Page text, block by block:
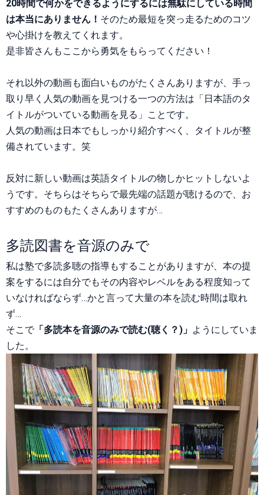
20時間で何かをできるようにするには無駄にしている時間
は本当にありません！ そのため最短を突っ走るためのコツ
や心掛けを教えてくれます。
是非皆さんもここから勇気をもらってください！
それ以外の動画も面白いものがたくさんありますが、手っ
取り早く人気の動画を見つける一つの方法は「日本語のタ
イトルがついている動画を見る」ことです。
人気の動画は日本でもしっかり紹介すべく、タイトルが整
備されています。笑
反対に新しい動画は英語タイトルの物しかヒットしないよ
うです。そちらはそちらで最先端の話題が聴けるので、お
すすめのものもたくさんありますが…
多読図書を音源のみで
私は塾で多読多聴の指導もすることがありますが、本の提
案をするには自分でもその内容やレベルをある程度知って
いなければならず…かと言って大量の本を読む時間は取れ
ず…
そこで「多読本を音源のみで読む(聴く？)」 ようにしていま
した。